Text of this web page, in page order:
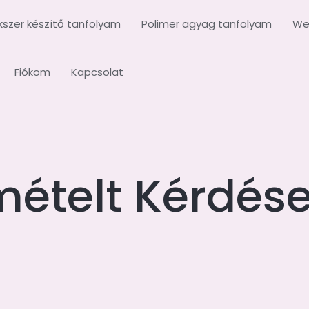
készítő tanfolyam Polimer agyag tanfolyam
Fiókom Kapcsolat